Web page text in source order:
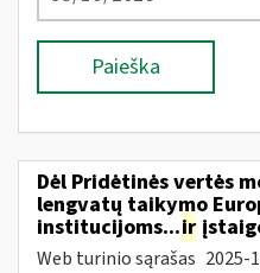
Paieška
Dėl Pridėtinės vertės
lengvatų taikymo
institucijoms...ir
Web turinio sąrašas 2025-